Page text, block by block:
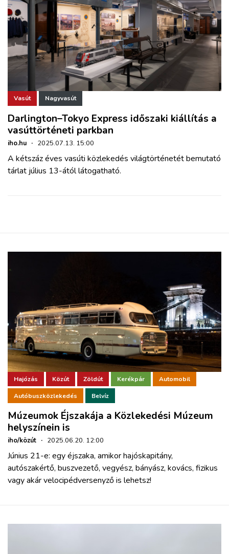
Vasút Nagyvasút
Darlington–Tokyo Express időszaki kiállítás a
vasúttörténeti parkban
iho.hu · 2025.07.13. 15:00
A kétszáz éves vasúti közlekedés világtörténetét bemutató
tárlat július 13-ától látogatható.
Hajózás Közút Zöldút Kerékpár Automobil
Autóbuszközlekedés Belvíz
Múzeumok Éjszakája a Közlekedési Múzeum
helyszínein is
iho/közút · 2025.06.20. 12:00
Június 21-e: egy éjszaka, amikor hajóskapitány,
autószakértő, buszvezető, vegyész, bányász, kovács, fizikus
vagy akár velocipédversenyző is lehetsz!